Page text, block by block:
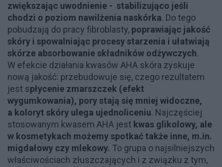
zwiększając uwodnienie - stabilizująco jeśli
chodzi o poziom nawilżenia naskórka. Do tego
pobudzają do pracy fibroblasty, poprawiając jakość
skóry i spowalniając procesy starzenia i ułatwiają
skórze absorbowanie składników odżywczych.
W efekcie działania kwasów AHA skóra zyskuje
nową jakość: przebudowuje się, czego rezultatem
jest spłycenie zmarszczek (efekt
wygumkowania), pory stają się mniej widoczne,
a koloryt skóry ulega ujednoliceniu. Najczęściej
stosowanym kwasem AHA jest kwas glikolowy, ale
w kosmetykach możemy spotkać także inne, m.in.
migdałowy czy mlekowy. To grupa o najsilniejszych
właściwościach złuszczających i z związku z tym,